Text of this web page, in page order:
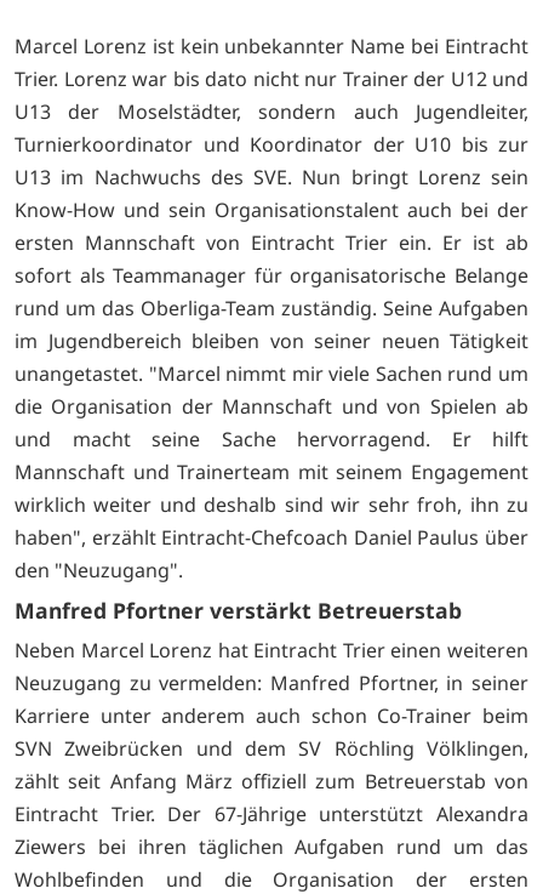
Marcel Lorenz ist kein unbekannter Name bei Eintracht
Trier. Lorenz war bis dato nicht nur Trainer der U12 und
U13 der Moselstädter, sondern auch Jugendleiter,
Turnierkoordinator und Koordinator der U10 bis zur
U13 im Nachwuchs des SVE. Nun bringt Lorenz sein
Know-How und sein Organisationstalent auch bei der
ersten Mannschaft von Eintracht Trier ein. Er ist ab
sofort als Teammanager für organisatorische Belange
rund um das Oberliga-Team zuständig. Seine Aufgaben
im Jugendbereich bleiben von seiner neuen Tätigkeit
unangetastet. "Marcel nimmt mir viele Sachen rund um
die Organisation der Mannschaft und von Spielen ab
und macht seine Sache hervorragend. Er hilft
Mannschaft und Trainerteam mit seinem Engagement
wirklich weiter und deshalb sind wir sehr froh, ihn zu
haben", erzählt Eintracht-Chefcoach Daniel Paulus über
den "Neuzugang".
Manfred Pfortner verstärkt Betreuerstab
Neben Marcel Lorenz hat Eintracht Trier einen weiteren
Neuzugang zu vermelden: Manfred Pfortner, in seiner
Karriere unter anderem auch schon Co-Trainer beim
SVN Zweibrücken und dem SV Röchling Völklingen,
zählt seit Anfang März offiziell zum Betreuerstab von
Eintracht Trier. Der 67-Jährige unterstützt Alexandra
Ziewers bei ihren täglichen Aufgaben rund um das
Wohlbefinden und die Organisation der ersten